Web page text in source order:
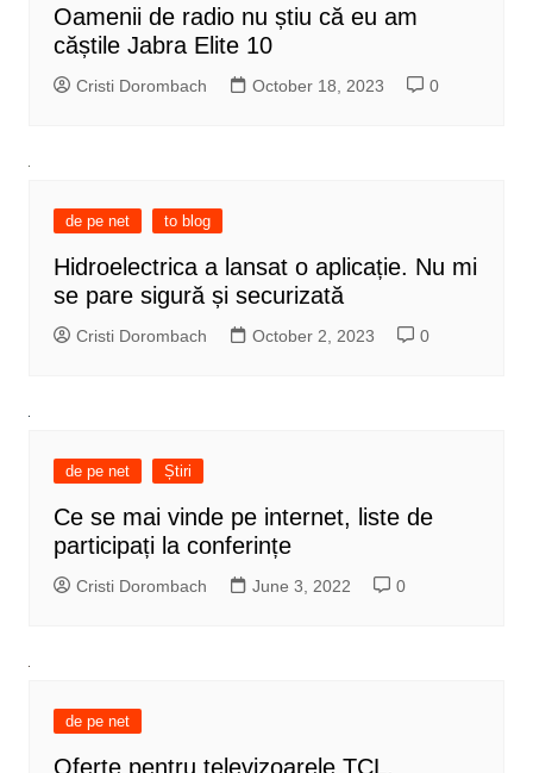
Oamenii de radio nu știu că eu am
căștile Jabra Elite 10
Cristi Dorombach October 18, 2023 0
de pe net to blog
Hidroelectrica a lansat o aplicație. Nu mi
se pare sigură și securizată
Cristi Dorombach October 2, 2023 0
de pe net Știri
Ce se mai vinde pe internet, liste de
participați la conferințe
Cristi Dorombach June 3, 2022 0
de pe net
Oferte pentru televizoarele TCL,